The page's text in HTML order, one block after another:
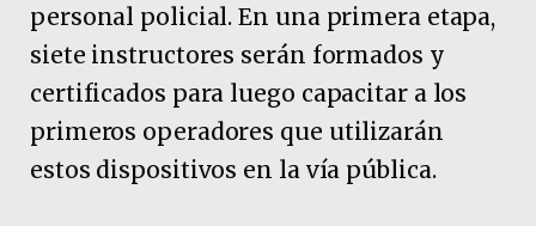
personal policial. En una primera etapa,
siete instructores serán formados y
certificados para luego capacitar a los
primeros operadores que utilizarán
estos dispositivos en la vía pública.